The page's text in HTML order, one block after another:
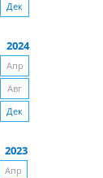
Дек
2024
Апр
Авг
Дек
2023
Апр